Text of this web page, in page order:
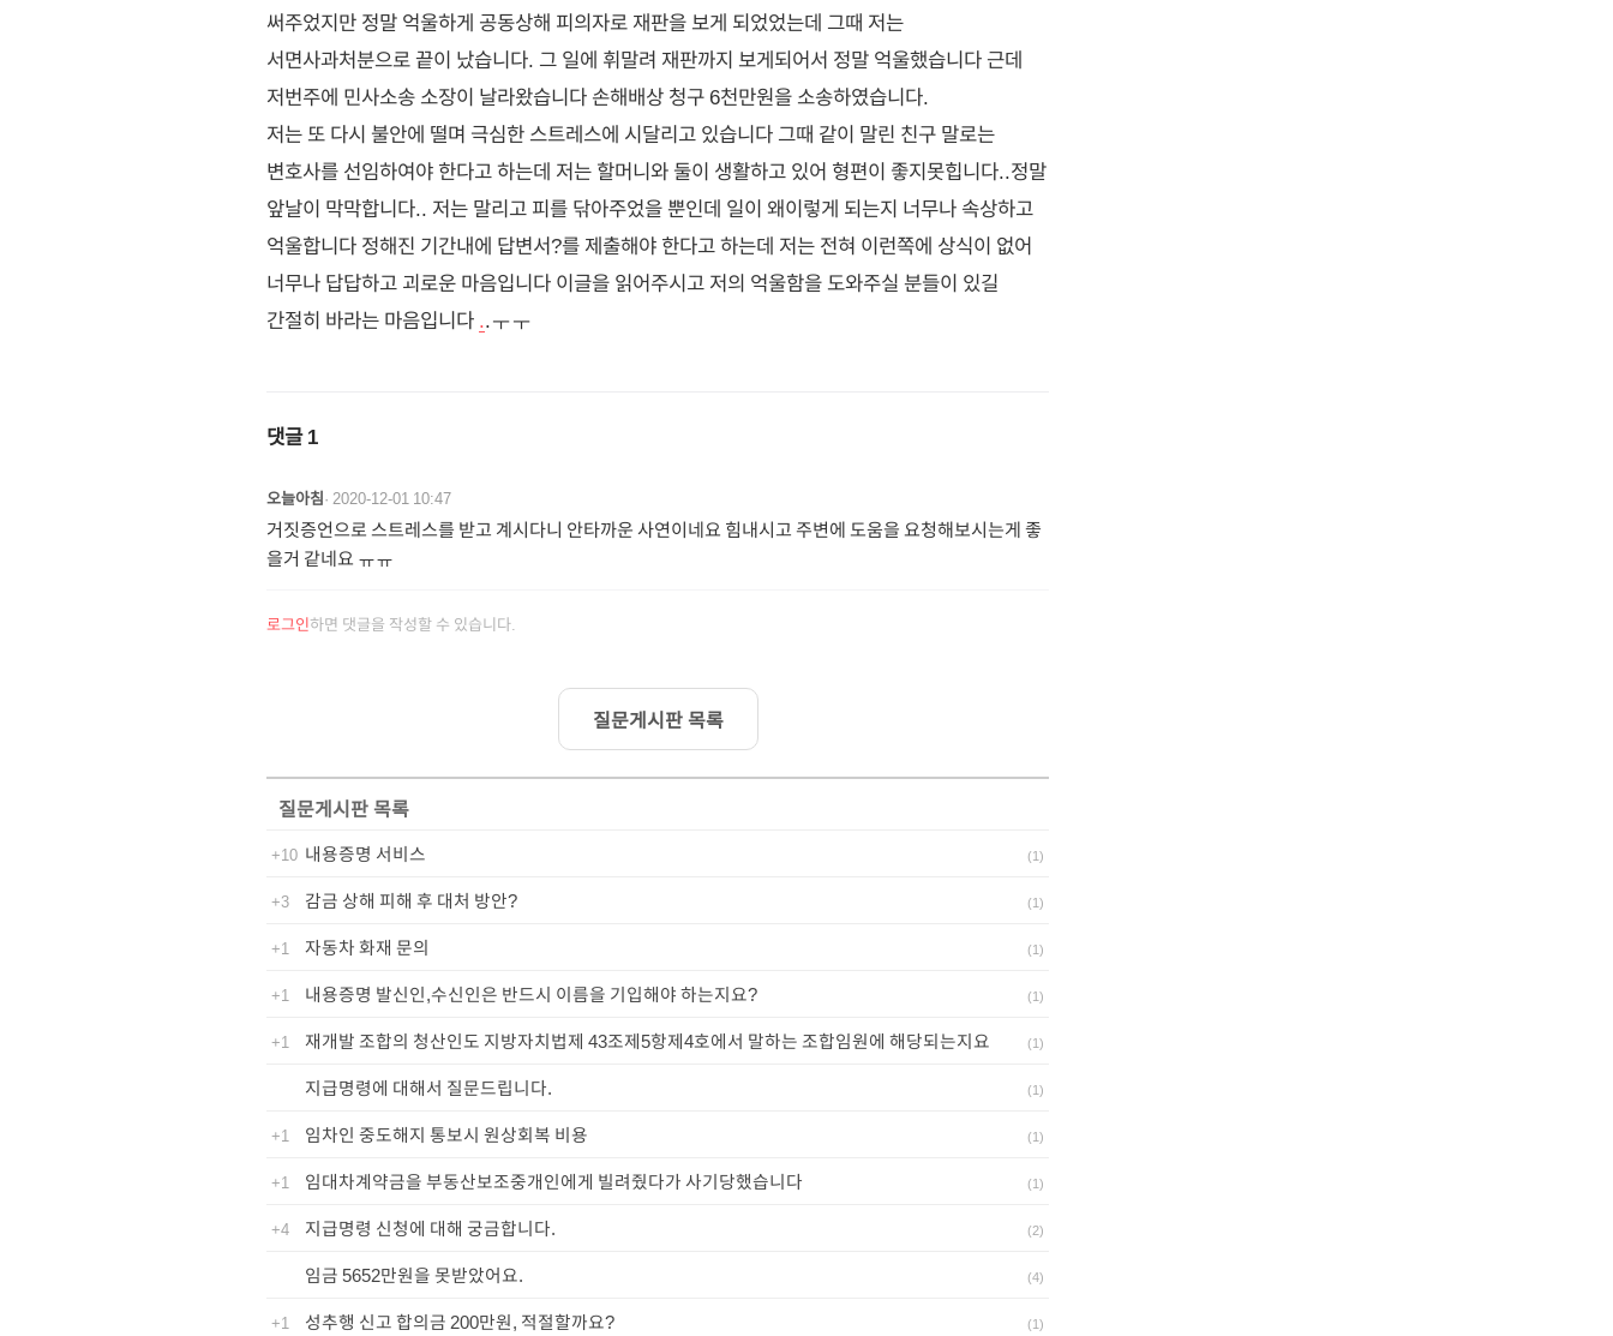
써주었지만 정말 억울하게 공동상해 피의자로 재판을 보게 되었었는데 그때 저는
서면사과처분으로 끝이 났습니다. 그 일에 휘말려 재판까지 보게되어서 정말 억울했습니다 근데
저번주에 민사소송 소장이 날라왔습니다 손해배상 청구 6천만원을 소송하였습니다.
저는 또 다시 불안에 떨며 극심한 스트레스에 시달리고 있습니다 그때 같이 말린 친구 말로는
변호사를 선임하여야 한다고 하는데 저는 할머니와 둘이 생활하고 있어 형편이 좋지못힙니다..정말
앞날이 막막합니다.. 저는 말리고 피를 닦아주었을 뿐인데 일이 왜이렇게 되는지 너무나 속상하고
억울합니다 정해진 기간내에 답변서?를 제출해야 한다고 하는데 저는 전혀 이런쪽에 상식이 없어
너무나 답답하고 괴로운 마음입니다 이글을 읽어주시고 저의 억울함을 도와주실 분들이 있길
간절히 바라는 마음입니다 ..ㅜㅜ
댓글1
오늘아침· 2020-12-01 10:47
거짓증언으로 스트레스를 받고 계시다니 안타까운 사연이네요 힘내시고 주변에 도움을 요청해보시는게 좋
을거 같네요 ㅠㅠ
로그인하면 댓글을 작성할 수 있습니다.
질문게시판 목록
질문게시판목록
+10 내용증명 서비스 (1)
+3 감금 상해 피해 후 대처 방안? (1)
+1 자동차 화재 문의 (1)
+1 내용증명 발신인,수신인은 반드시 이름을 기입해야 하는지요? (1)
+1 재개발 조합의 청산인도 지방자치법제 43조제5항제4호에서 말하는 조합임원에 해당되는지요 (1)
지급명령에 대해서 질문드립니다. (1)
+1 임차인 중도해지 통보시 원상회복 비용 (1)
+1 임대차계약금을 부동산보조중개인에게 빌려줬다가 사기당했습니다 (1)
+4 지급명령 신청에 대해 궁금합니다. (2)
임금 5652만원을 못받았어요. (4)
+1 성추행 신고 합의금 200만원, 적절할까요? (1)